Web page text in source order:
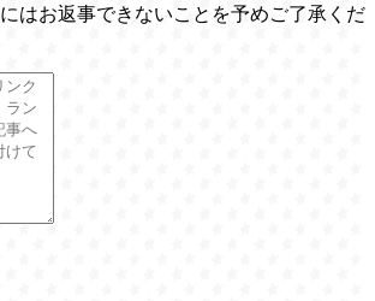
はお返事できないことを予めご了承くだ